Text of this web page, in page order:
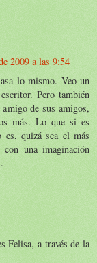
2009 a las 9:54
lo mismo. Veo un
Pero también
de sus amigos,
más. Lo que si es
quizá sea el más
una imaginación
Felisa, a través de la